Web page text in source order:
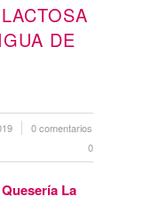
DE
0 comentarios
0